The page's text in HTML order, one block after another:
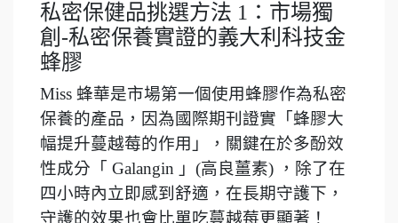
私密保健品挑選方法 1：市場獨
創-私密保養實證的義大利科技金
蜂膠
Miss 蜂華是市場第一個使用蜂膠作為私密
保養的產品，因為國際期刊證實「蜂膠大
幅提升蔓越莓的作用」，關鍵在於多酚效
性成分「 Galangin 」(高良薑素) ，除了在
四小時內立即感到舒適，在長期守護下，
守護的效果也會比單吃蔓越莓更顯著！